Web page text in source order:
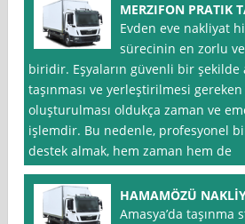
MERZIFON PRATIK
Evden eve nakliyat
sürecinin en zorlu
biridir. Eşyaların güvenli bir şekilde
taşınması ve yerleştirilmesi
oluşturulması oldukça zaman ve
işlemdir. Bu nedenle, profesyonel
destek almak, hem zaman hem de
HAMAMÖZÜ
Amasya’da taşınma